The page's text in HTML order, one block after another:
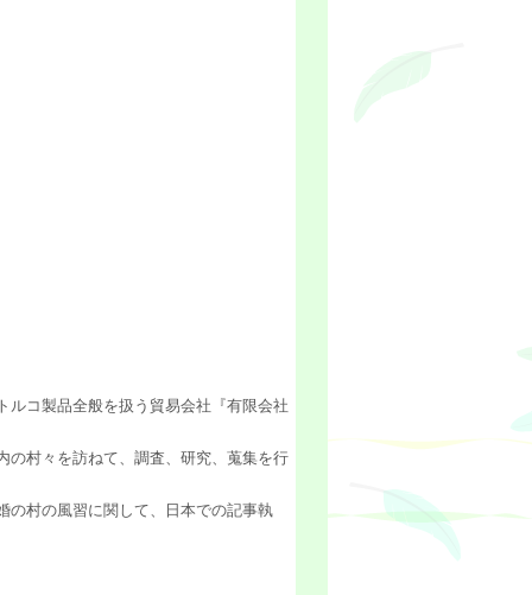
ルコ製品全般を扱う貿易会社『有限会社
の村々を訪ねて、調査、研究、蒐集を行
の村の風習に関して、日本での記事執